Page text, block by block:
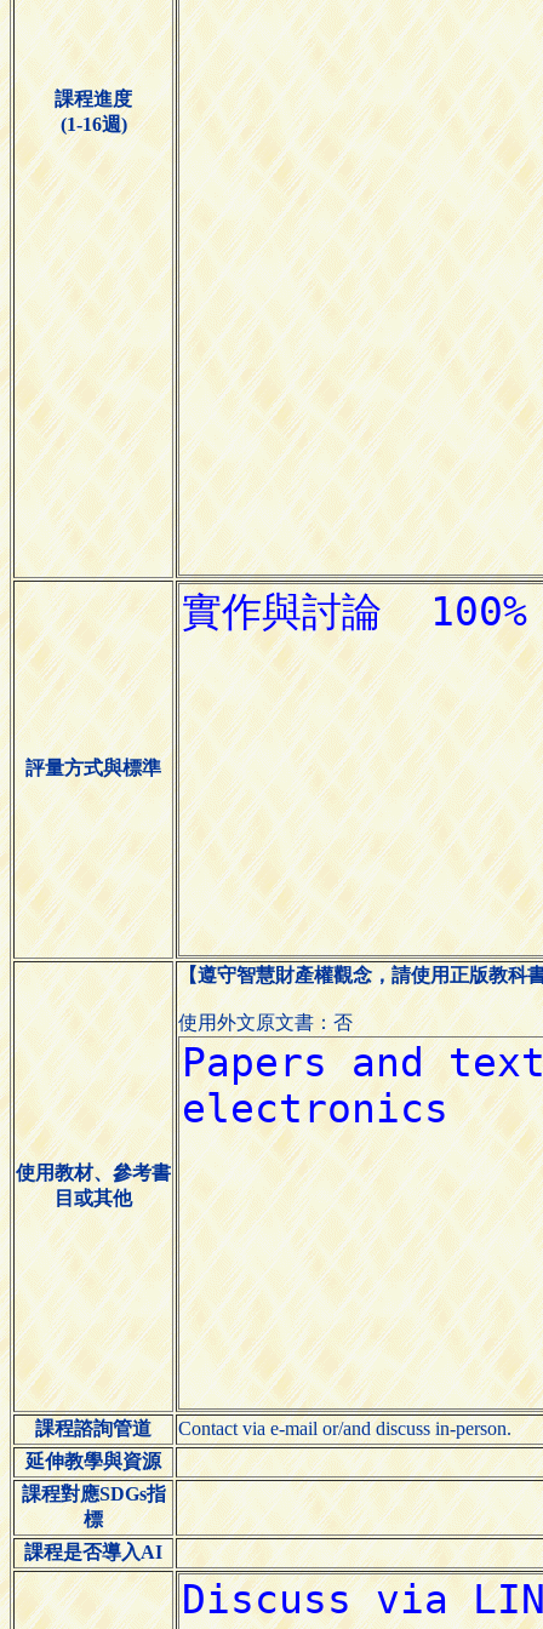
課程進度
(1-16週)
評量方式與標準
使用教材、參考書
目或其他
【遵守智慧財產權觀念，請使用正版教科
使用外文原文書：否
課程諮詢管道
Contact via e-mail or/and discuss in-person.
延伸教學與資源
課程對應SDGs指
標
課程是否導入AI